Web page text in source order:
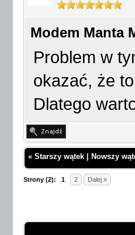
Modem Manta
Problem w
okazać, że
Dlatego
« Starszy wątek Nowszy
Strony (2): 1 2 Dalej »